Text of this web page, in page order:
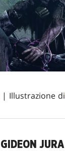
| Illustrazione di
GIDEON JURA